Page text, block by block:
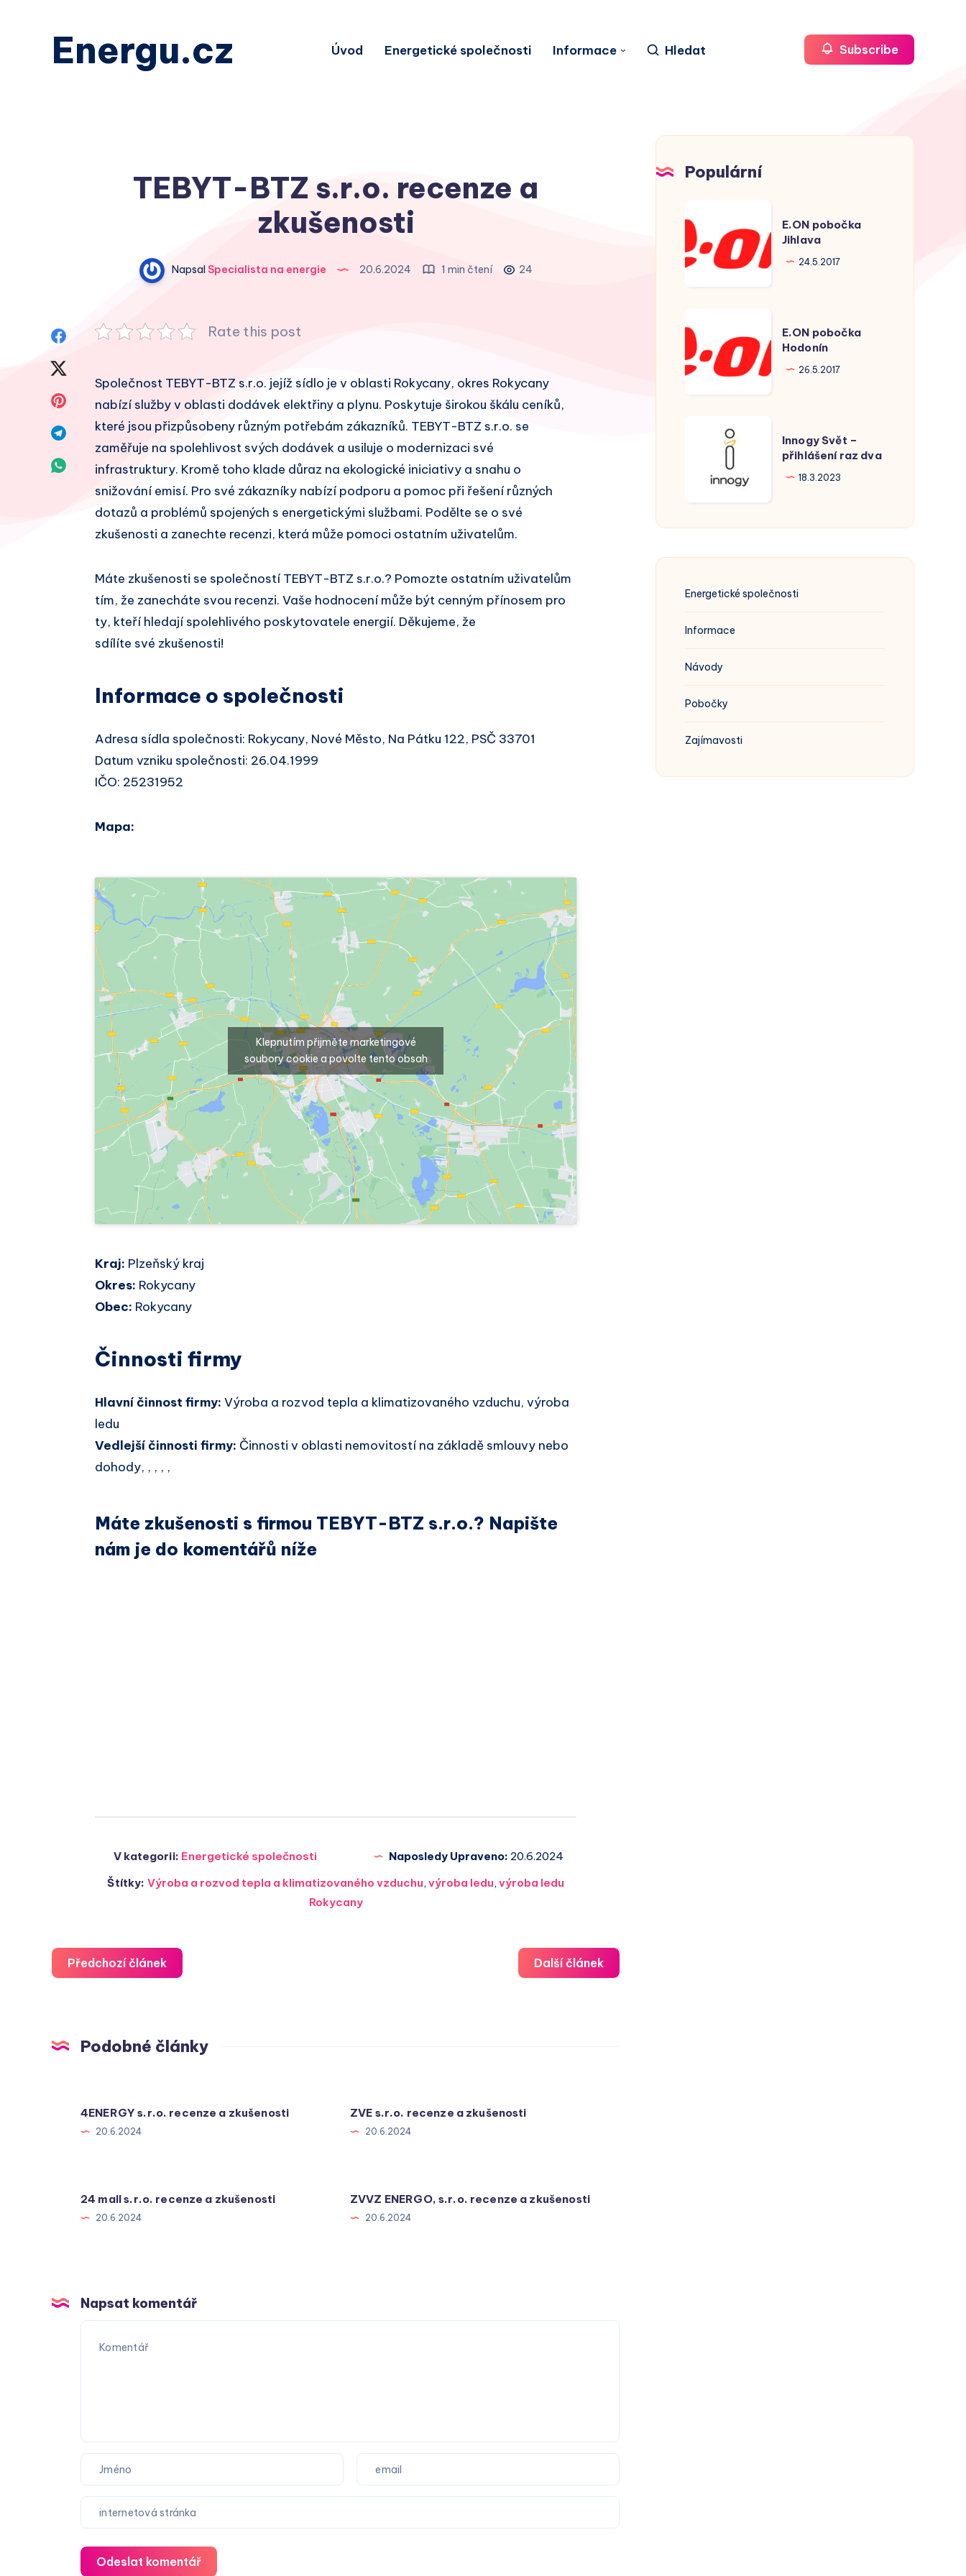
Energu.cz Úvod Energetické společnosti Informace Hledat Subscribe
TEBYT-BTZ s.r.o. recenze a
zkušenosti
NapsalSpecialista na energie 20.6.2024 1 min čtení 24
Sdílet
Facebook
Twitter
Sdílet
Pinterest
Sdílet
Telegram
Sdílet
Whatsapp
Rate this post
Společnost TEBYT-BTZ s.r.o. jejíž sídlo je v oblasti Rokycany, okres Rokycany
nabízí služby v oblasti dodávek elektřiny a plynu. Poskytuje širokou škálu ceníků,
které jsou přizpůsobeny různým potřebám zákazníků. TEBYT-BTZ s.r.o. se
zaměřuje na spolehlivost svých dodávek a usiluje o modernizaci své
infrastruktury. Kromě toho klade důraz na ekologické iniciativy a snahu o
snižování emisí. Pro své zákazníky nabízí podporu a pomoc při řešení různých
dotazů a problémů spojených s energetickými službami. Podělte se o své
zkušenosti a zanechte recenzi, která může pomoci ostatním uživatelům.
Máte zkušenosti se společností TEBYT-BTZ s.r.o.? Pomozte ostatním uživatelům
tím, že zanecháte svou recenzi. Vaše hodnocení může být cenným přínosem pro
ty, kteří hledají spolehlivého poskytovatele energií. Děkujeme, že
sdílíte své zkušenosti!
Informace o společnosti
Adresa sídla společnosti: Rokycany, Nové Město, Na Pátku 122, PSČ 33701
Datum vzniku společnosti: 26.04.1999
IČO: 25231952
Mapa:
Klepnutím přijměte marketingové
soubory cookie a povolte tento obsah
Kraj: Plzeňský kraj
Okres: Rokycany
Obec: Rokycany
Činnosti firmy
Hlavní činnost firmy: Výroba a rozvod tepla a klimatizovaného vzduchu, výroba
ledu
Vedlejší činnosti firmy: Činnosti v oblasti nemovitostí na základě smlouvy nebo
dohody, , , , ,
Máte zkušenosti s firmou TEBYT-BTZ s.r.o.? Napište
nám je do komentářů níže
V kategorii: Energetické společnosti Naposledy Upraveno: 20.6.2024
Štítky: Výroba a rozvod tepla a klimatizovaného vzduchu, výroba ledu, výroba ledu
Rokycany
Předchozí článek Další článek
Podobné články
4ENERGY s.r.o. recenze a zkušenosti
20.6.2024
ZVE s.r.o. recenze a zkušenosti
20.6.2024
24 mall s.r.o. recenze a zkušenosti
20.6.2024
ZVVZ ENERGO, s.r.o. recenze a zkušenosti
20.6.2024
Napsat komentář
Odeslat komentář
Populární
pobočka
Jihlava
E.ON pobočka
Jihlava
24.5.2017
pobočka
Hodonín
E.ON pobočka
Hodonín
26.5.2017
přihlášení
dva
Innogy Svět –
přihlášení raz dva
18.3.2023
Energetické společnosti
Informace
Návody
Pobočky
Zajímavosti